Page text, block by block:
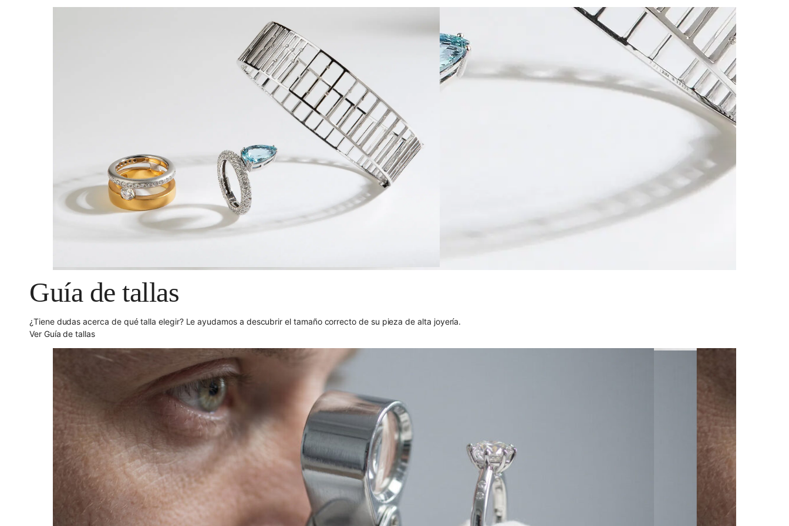
Guía de tallas
¿Tiene dudas acerca de qué talla elegir? Le ayudamos a descubrir el tamaño correcto de su pieza de alta joyería.
Ver Guía de tallas